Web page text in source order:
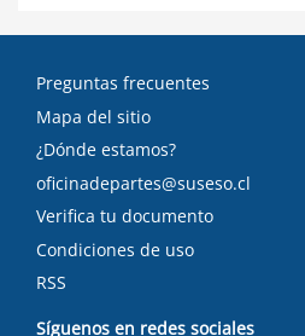
Preguntas frecuentes
Mapa del sitio
¿Dónde estamos?
oficinadepartes@suseso.cl
Verifica tu documento
Condiciones de uso
RSS
Síguenos en redes sociales